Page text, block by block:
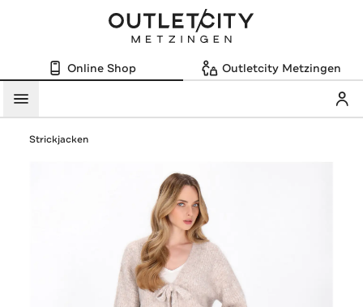
Online Shop Outletcity Metzingen
Menü
Strickjacken